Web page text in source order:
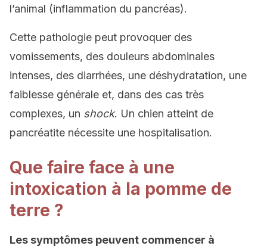
l’animal (inflammation du pancréas).
Cette pathologie peut provoquer des
vomissements, des douleurs abdominales
intenses, des diarrhées, une déshydratation, une
faiblesse générale et, dans des cas très
complexes, un shock. Un chien atteint de
pancréatite nécessite une hospitalisation.
Que faire face à une
intoxication à la pomme de
terre ?
Les symptômes peuvent commencer à